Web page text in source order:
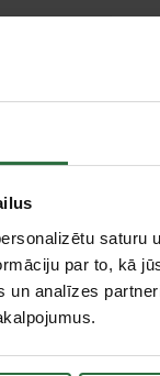
par to, kā
un analīzes